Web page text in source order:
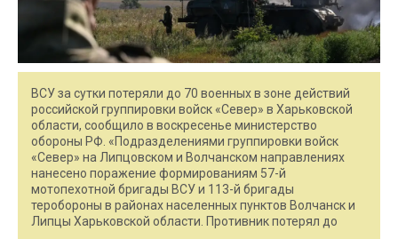
ВСУ за сутки потеряли до 70 военных в зоне действий
российской группировки войск «Север» в Харьковской
области, сообщило в воскресенье министерство
обороны РФ. «Подразделениями группировки войск
«Север» на Липцовском и Волчанском направлениях
нанесено поражение формированиям 57-й
мотопехотной бригады ВСУ и 113-й бригады
теробороны в районах населенных пунктов Волчанск и
Липцы Харьковской области. Противник потерял до